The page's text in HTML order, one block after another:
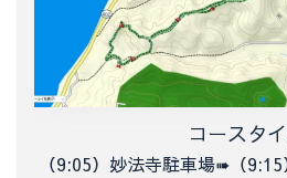
コースタ
（9:05）妙法寺駐車場➠（